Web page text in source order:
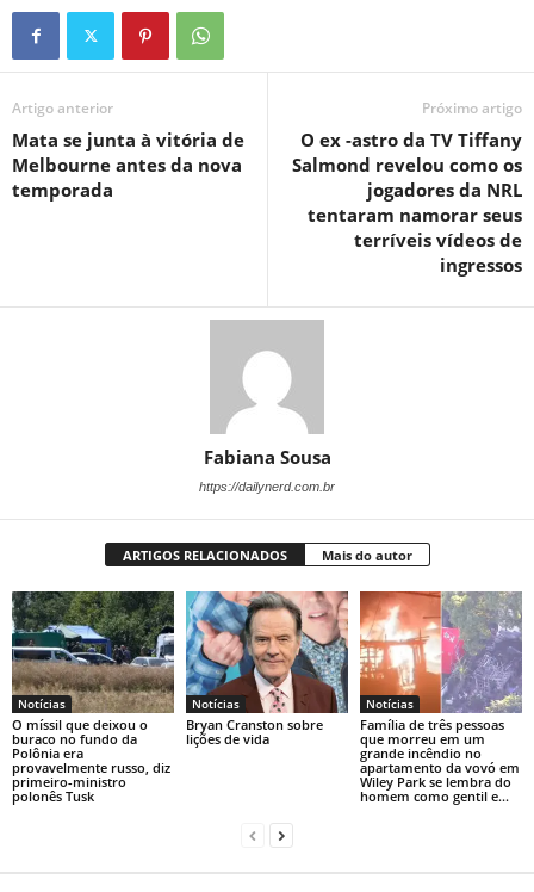
Artigo anterior
Mata se junta à vitória de
Melbourne antes da nova
temporada
Próximo artigo
O ex -astro da TV Tiffany
Salmond revelou como os
jogadores da NRL
tentaram namorar seus
terríveis vídeos de
ingressos
Fabiana Sousa
https://dailynerd.com.br
ARTIGOS RELACIONADOS Mais do autor
Notícias
O míssil que deixou o
buraco no fundo da
Polônia era
provavelmente russo, diz
primeiro-ministro
polonês Tusk
Notícias
Bryan Cranston sobre
lições de vida
Notícias
Família de três pessoas
que morreu em um
grande incêndio no
apartamento da vovó em
Wiley Park se lembra do
homem como gentil e...